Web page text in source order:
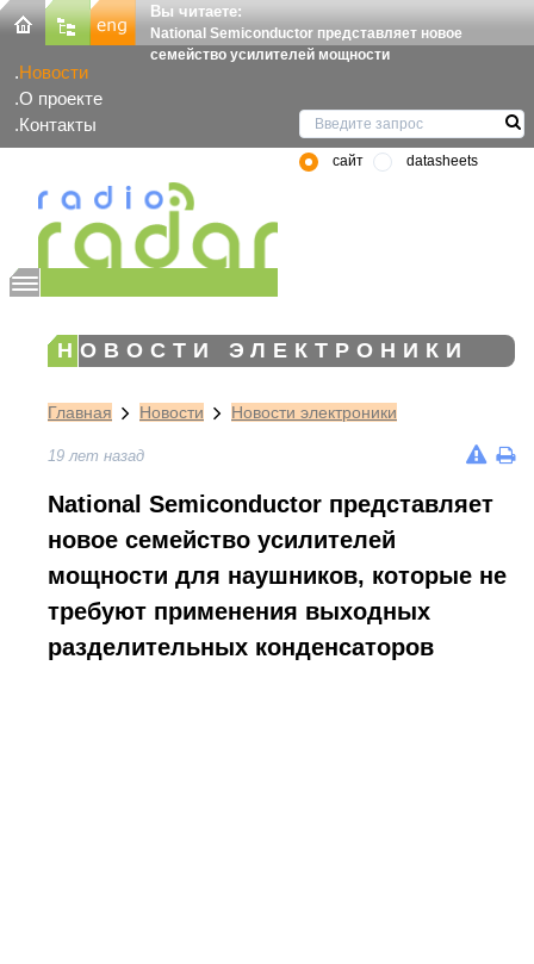
Вы читаете:
National Semiconductor представляет новое
семейство усилителей мощности
Новости
О проекте
Контакты
сайт datasheets
НОВОСТИ ЭЛЕКТРОНИКИ
Главная Новости Новости электроники
19 лет назад
National Semiconductor представляет
новое семейство усилителей
мощности для наушников, которые не
требуют применения выходных
разделительных конденсаторов